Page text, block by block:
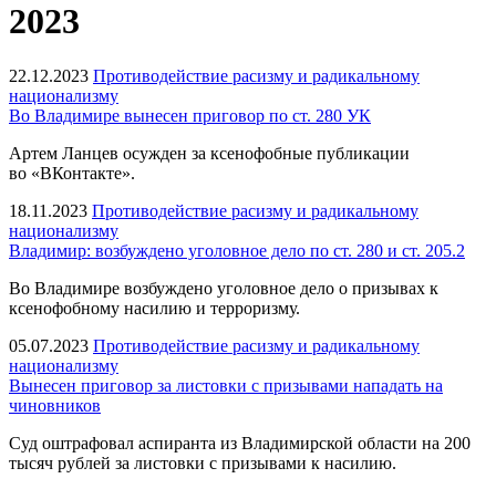
2023
22.12.2023 Противодействие расизму и радикальному
национализму
Во Владимире вынесен приговор по ст. 280 УК
Артем Ланцев осужден за ксенофобные публикации
во «ВКонтакте».
18.11.2023 Противодействие расизму и радикальному
национализму
Владимир: возбуждено уголовное дело по ст. 280 и ст. 205.2
Во Владимире возбуждено уголовное дело о призывах к
ксенофобному насилию и терроризму.
05.07.2023 Противодействие расизму и радикальному
национализму
Вынесен приговор за листовки с призывами нападать на
чиновников
Суд оштрафовал аспиранта из Владимирской области на 200
тысяч рублей за листовки с призывами к насилию.